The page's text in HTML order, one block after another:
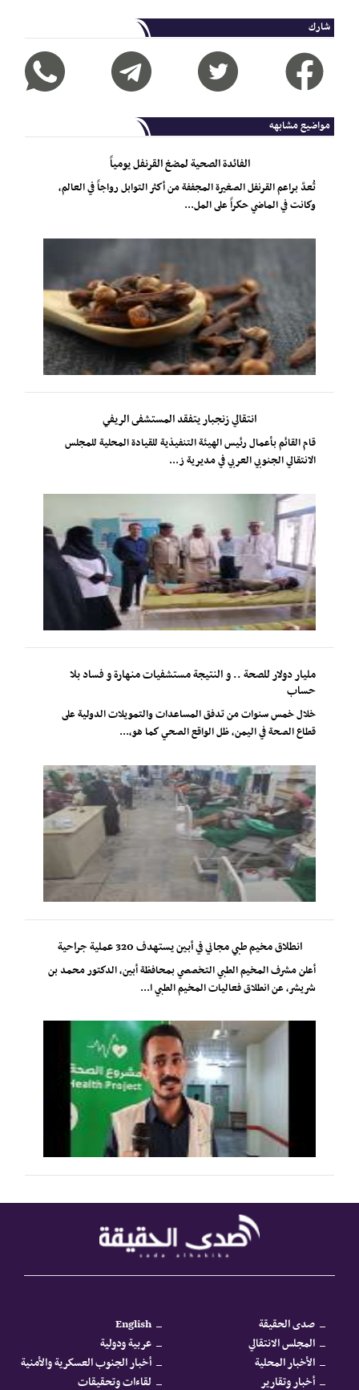
شارك
مواضيع مشابهه
الفائدة الصحية لمضغ القرنفل يومياً
تُعدّ براعم القرنفل الصغيرة المجففة من أكثر التوابل رواجاً في العالم،
وكانت في الماضي حكراً على المل...
انتقالي زنجبار يتفقد المستشفى الريفي
​قام القائم بأعمال رئيس الهيئة التنفيذية للقيادة المحلية للمجلس
الانتقالي الجنوبي العربي في مديرية ز...
مليار دولار للصحة .. و النتيجة مستشفيات منهارة و فساد بلا
حساب
خلال خمس سنوات من تدفق المساعدات والتمويلات الدولية على
قطاع الصحة في اليمن، ظل الواقع الصحي كما هو،...
انطلاق مخيم طبي مجاني في أبين يستهدف 320 عملية جراحية
أعلن مشرف المخيم الطبي التخصصي بمحافظة أبين، الدكتور محمد بن
شريشر، عن انطلاق فعاليات المخيم الطبي ا...
صدى الحقيقة
English
المجلس الانتقالي
عربية ودولية
الأخبار المحلية
أخبار الجنوب العسكرية والأمنية
أخبار وتقارير
لقاءات وتحقيقات